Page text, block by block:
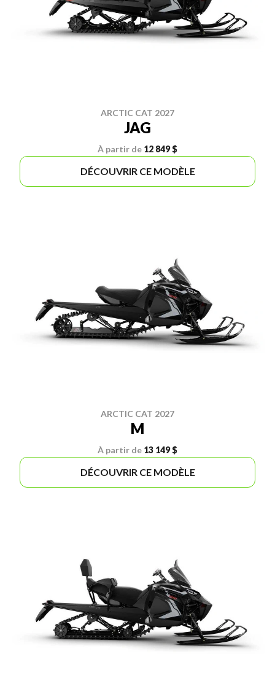
ARCTIC CAT 2027
JAG
À partir de 12 849 $
DÉCOUVRIR CE MODÈLE
ARCTIC CAT 2027
M
À partir de 13 149 $
DÉCOUVRIR CE MODÈLE